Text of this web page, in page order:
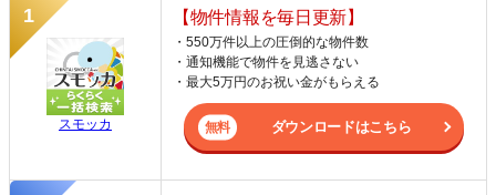
スモッカ
【物件情報を毎日更新】
・550万件以上の圧倒的な物件数
・通知機能で物件を見逃さない
・最大5万円のお祝い金がもらえる
ダウンロードはこちら